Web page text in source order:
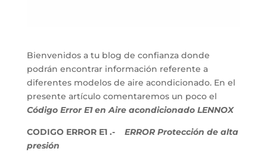
Bienvenidos a tu blog de confianza donde
podrán encontrar información referente a
diferentes modelos de aire acondicionado. En el
presente artículo comentaremos un poco el
Código Error E1 en Aire acondicionado LENNOX
CODIGO ERROR E1 .-
ERROR Protección de alta
presión